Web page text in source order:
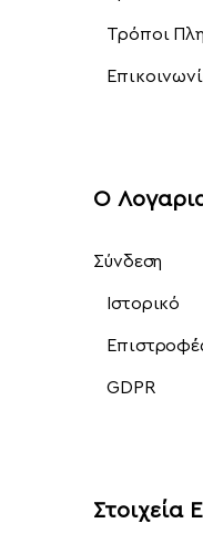
Τρόποι
Ο
Σύνδεση
Ιστορικό
GDPR
Στοιχεία